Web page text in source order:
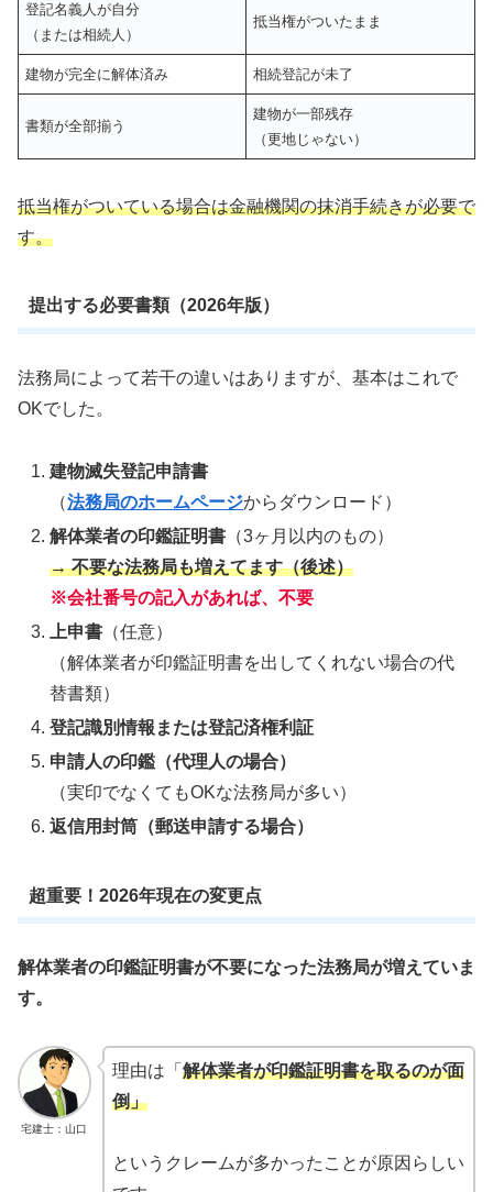
登記名義人が自分
（または相続人）
抵当権がついたまま
建物が完全に解体済み 相続登記が未了
書類が全部揃う
建物が一部残存
（更地じゃない）
抵当権がついている場合は金融機関の抹消手続きが必要で
す。
提出する必要書類（2026年版）
法務局によって若干の違いはありますが、基本はこれで
OKでした。
建物滅失登記申請書
（法務局のホームページからダウンロード）
解体業者の印鑑証明書 （3ヶ月以内のもの）
→ 不要な法務局も増えてます（後述）
※会社番号の記入があれば、不要
上申書 （任意）
（解体業者が印鑑証明書を出してくれない場合の代
替書類）
登記識別情報または登記済権利証
申請人の印鑑（代理人の場合）
（実印でなくてもOKな法務局が多い）
返信用封筒（郵送申請する場合）
超重要！2026年現在の変更点
解体業者の印鑑証明書が不要になった法務局が増えていま
す。
宅建士：山口
理由は「 解体業者が印鑑証明書を取るのが面
倒」
というクレームが多かったことが原因らしい